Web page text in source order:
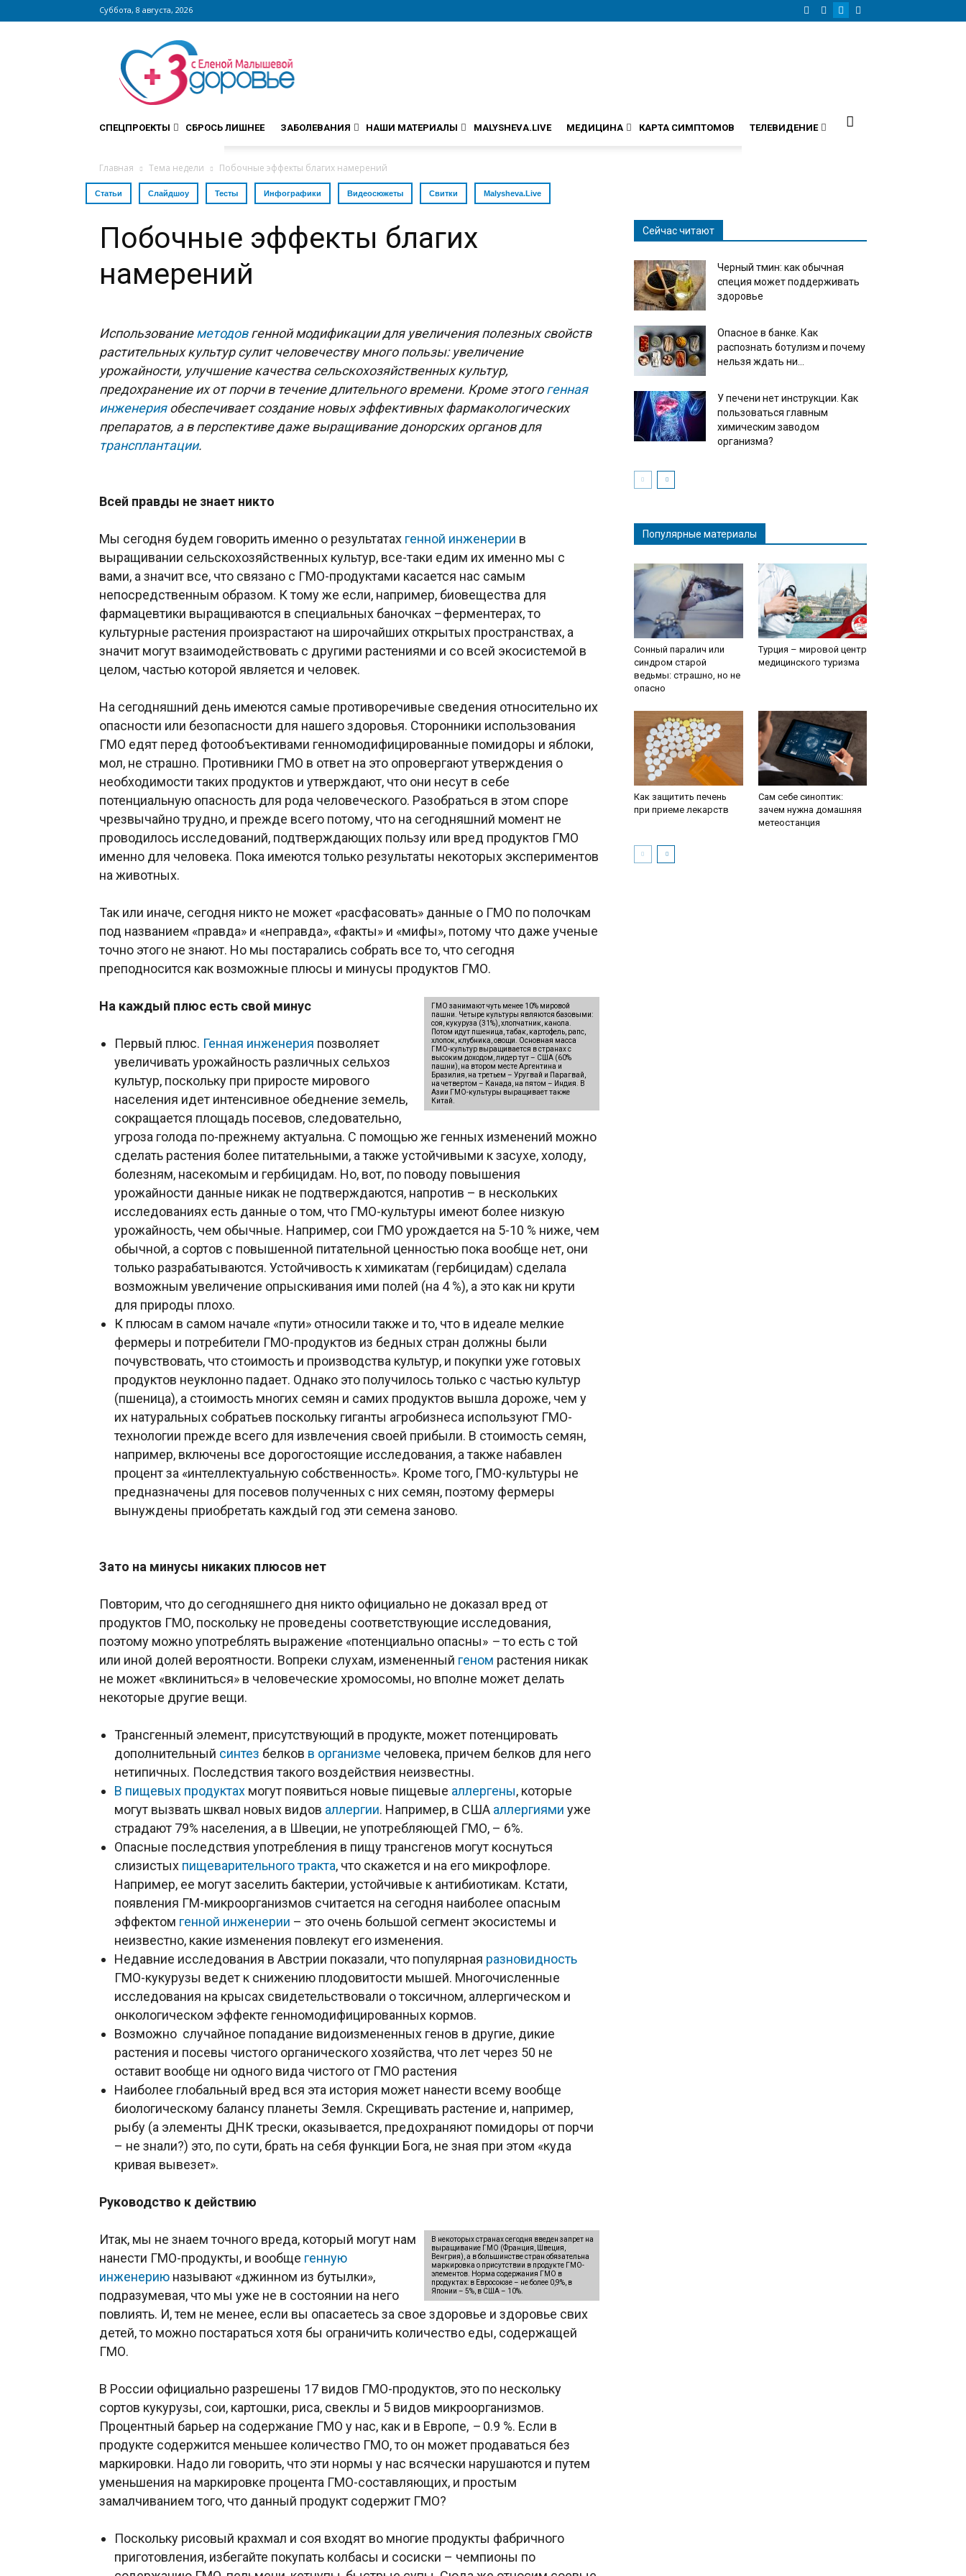
Суббота, 8 августа, 2026
Сайт
zdorovieinfo.ru
крупнейший
медицинский
интернет-
СПЕЦПРОЕКТЫ СБРОСЬ ЛИШНЕЕ ЗАБОЛЕВАНИЯ НАШИ МАТЕРИАЛЫ MALYSHEVA.LIVE МЕДИЦИНА КАРТА СИМПТОМОВ ТЕЛЕВИДЕНИЕ
Главная Тема недели Побочные эффекты благих намерений
Статьи Слайдшоу Тесты Инфографики Видеосюжеты Свитки Malysheva.Live
Побочные эффекты благих
намерений
Использованиеметодовгенной модификации для увеличения полезных свойств
растительных культур сулит человечеству много пользы: увеличение
урожайности, улучшение качества сельскохозяйственных культур,
предохранение их от порчи в течение длительного времени. Кроме этогогенная
инженерияобеспечивает создание новых эффективных фармакологических
препаратов, а в перспективе даже выращивание донорских органов для
трансплантации.
Всей правды не знает никто
Мы сегодня будем говорить именно о результатах генной инженерии в
выращивании сельскохозяйственных культур, все-таки едим их именно мы с
вами, а значит все, что связано с ГМО-продуктами касается нас самым
непосредственным образом. К тому же если, например, биовещества для
фармацевтики выращиваются в специальных баночках –ферментерах, то
культурные растения произрастают на широчайших открытых пространствах, а
значит могут взаимодействовать с другими растениями и со всей экосистемой в
целом, частью которой является и человек.
На сегодняшний день имеются самые противоречивые сведения относительно их
опасности или безопасности для нашего здоровья. Сторонники использования
ГМО едят перед фотообъективами генномодифицированные помидоры и яблоки,
мол, не страшно. Противники ГМО в ответ на это опровергают утверждения о
необходимости таких продуктов и утверждают, что они несут в себе
потенциальную опасность для рода человеческого. Разобраться в этом споре
чрезвычайно трудно, и прежде всего потому, что на сегодняшний момент не
проводилось исследований, подтверждающих пользу или вред продуктов ГМО
именно для человека. Пока имеются только результаты некоторых экспериментов
на животных.
Так или иначе, сегодня никто не может «расфасовать» данные о ГМО по полочкам
под названием «правда» и «неправда», «факты» и «мифы», потому что даже ученые
точно этого не знают. Но мы постарались собрать все то, что сегодня
преподносится как возможные плюсы и минусы продуктов ГМО.
ГМО занимают чуть менее 10% мировой
пашни. Четыре культуры являются базовыми:
соя, кукуруза (31%), хлопчатник, канола.
Потом идут пшеница, табак, картофель, рапс,
хлопок, клубника, овощи. Основная масса
ГМО-культур выращивается в странах с
высоким доходом, лидер тут – США (60%
пашни), на втором месте Аргентина и
Бразилия, на третьем – Уругвай и Парагвай,
на четвертом – Канада, на пятом – Индия. В
Азии ГМО-культуры выращивает также
Китай.
На каждый плюс есть свой минус
Первый плюс. Генная инженерия позволяет
увеличивать урожайность различных сельхоз
культур, поскольку при приросте мирового
населения идет интенсивное обеднение земель,
сокращается площадь посевов, следовательно,
угроза голода по-прежнему актуальна. С помощью же генных изменений можно
сделать растения более питательными, а также устойчивыми к засухе, холоду,
болезням, насекомым и гербицидам. Но, вот, по поводу повышения
урожайности данные никак не подтверждаются, напротив – в нескольких
исследованиях есть данные о том, что ГМО-культуры имеют более низкую
урожайность, чем обычные. Например, сои ГМО урождается на 5-10 % ниже, чем
обычной, а сортов с повышенной питательной ценностью пока вообще нет, они
только разрабатываются. Устойчивость к химикатам (гербицидам) сделала
возможным увеличение опрыскивания ими полей (на 4 %), а это как ни крути
для природы плохо.
К плюсам в самом начале «пути» относили также и то, что в идеале мелкие
фермеры и потребители ГМО-продуктов из бедных стран должны были
почувствовать, что стоимость и производства культур, и покупки уже готовых
продуктов неуклонно падает. Однако это получилось только с частью культур
(пшеница), а стоимость многих семян и самих продуктов вышла дороже, чем у
их натуральных собратьев поскольку гиганты агробизнеса используют ГМО-
технологии прежде всего для извлечения своей прибыли. В стоимость семян,
например, включены все дорогостоящие исследования, а также набавлен
процент за «интеллектуальную собственность». Кроме того, ГМО-культуры не
предназначены для посевов полученных с них семян, поэтому фермеры
вынуждены приобретать каждый год эти семена заново.
Зато на минусы никаких плюсов нет
Повторим, что до сегодняшнего дня никто официально не доказал вред от
продуктов ГМО, поскольку не проведены соответствующие исследования,
поэтому можно употреблять выражение «потенциально опасны» –то есть с той
или иной долей вероятности. Вопреки слухам, измененный геном растения никак
не может «вклиниться» в человеческие хромосомы, но вполне может делать
некоторые другие вещи.
Трансгенный элемент, присутствующий в продукте, может потенцировать
дополнительный синтез белков в организме человека, причем белков для него
нетипичных. Последствия такого воздействия неизвестны.
В пищевых продуктах могут появиться новые пищевые аллергены, которые
могут вызвать шквал новых видов аллергии. Например, в США аллергиями уже
страдают 79% населения, а в Швеции, не употребляющей ГМО, – 6%.
Опасные последствия употребления в пищу трансгенов могут коснуться
слизистых пищеварительного тракта, что скажется и на его микрофлоре.
Например, ее могут заселить бактерии, устойчивые к антибиотикам. Кстати,
появления ГМ-микроорганизмов считается на сегодня наиболее опасным
эффектом генной инженерии – это очень большой сегмент экосистемы и
неизвестно, какие изменения повлекут его изменения.
Недавние исследования в Австрии показали, что популярная разновидность
ГМО-кукурузы ведет к снижению плодовитости мышей. Многочисленные
исследования на крысах свидетельствовали о токсичном, аллергическом и
онкологическом эффекте генномодифицированных кормов.
Возможно случайное попадание видоизмененных генов в другие, дикие
растения и посевы чистого органического хозяйства, что лет через 50 не
оставит вообще ни одного вида чистого от ГМО растения
Наиболее глобальный вред вся эта история может нанести всему вообще
биологическому балансу планеты Земля. Скрещивать растение и, например,
рыбу (а элементы ДНК трески, оказывается, предохраняют помидоры от порчи
– не знали?) это, по сути, брать на себя функции Бога, не зная при этом «куда
кривая вывезет».
Руководство к действию
В некоторых странах сегодня введен запрет на
выращивание ГМО (Франция, Швеция,
Венгрия), а в большинстве стран обязательна
маркировка о присутствии в продукте ГМО-
элементов. Норма содержания ГМО в
продуктах: в Евросоюзе – не более 0,9%, в
Японии – 5%, в США – 10%.
Итак, мы не знаем точного вреда, который могут нам
нанести ГМО-продукты, и вообще генную
инженерию называют «джинном из бутылки»,
подразумевая, что мы уже не в состоянии на него
повлиять. И, тем не менее, если вы опасаетесь за свое здоровье и здоровье свих
детей, то можно постараться хотя бы ограничить количество еды, содержащей
ГМО.
В России официально разрешены 17 видов ГМО-продуктов, это по нескольку
сортов кукурузы, сои, картошки, риса, свеклы и 5 видов микроорганизмов.
Процентный барьер на содержание ГМО у нас, как и в Европе, – 0.9 %. Если в
продукте содержится меньшее количество ГМО, то он может продаваться без
маркировки. Надо ли говорить, что эти нормы у нас всячески нарушаются и путем
уменьшения на маркировке процента ГМО-составляющих, и простым
замалчиванием того, что данный продукт содержит ГМО?
Поскольку рисовый крахмал и соя входят во многие продукты фабричного
приготовления, избегайте покупать колбасы и сосиски – чемпионы по
Сейчас читают
Черный тмин: как обычная
специя может поддерживать
здоровье
Опасное в банке. Как
распознать ботулизм и почему
нельзя ждать ни...
У печени нет инструкции. Как
пользоваться главным
химическим заводом
организма?
Популярные материалы
Сонный паралич или
синдром старой
ведьмы: страшно, но не
опасно
Турция – мировой центр
медицинского туризма
Как защитить печень
при приеме лекарств
Сам себе синоптик:
зачем нужна домашняя
метеостанция